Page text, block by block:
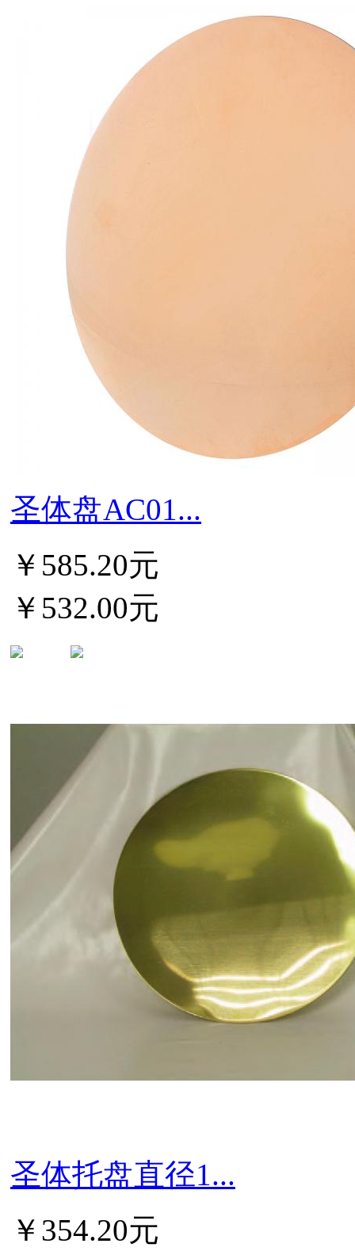
圣体盘AC01...
￥585.20元
￥532.00元
圣体托盘直径1...
￥354.20元